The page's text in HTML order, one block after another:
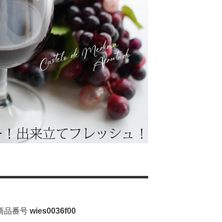
品番号 wies0036f00